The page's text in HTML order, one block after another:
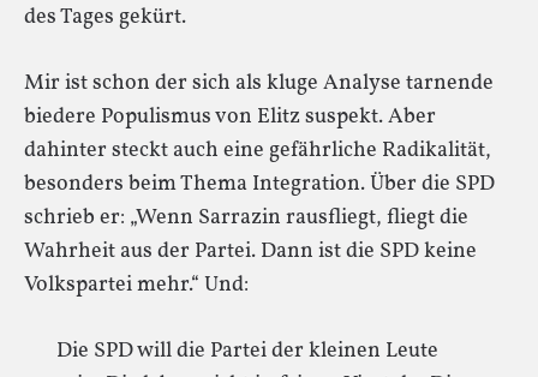
des Tages gekürt.
Mir ist schon der sich als kluge Analyse tarnende
biedere Populismus von Elitz suspekt. Aber
dahinter steckt auch eine gefährliche Radikalität,
besonders beim Thema Integration. Über die SPD
schrieb er: „Wenn Sarrazin rausfliegt, fliegt die
Wahrheit aus der Partei. Dann ist die SPD keine
Volkspartei mehr.“ Und:
Die SPD will die Partei der kleinen Leute